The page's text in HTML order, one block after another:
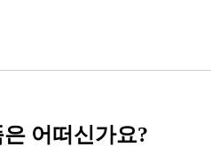
어떠신가요?